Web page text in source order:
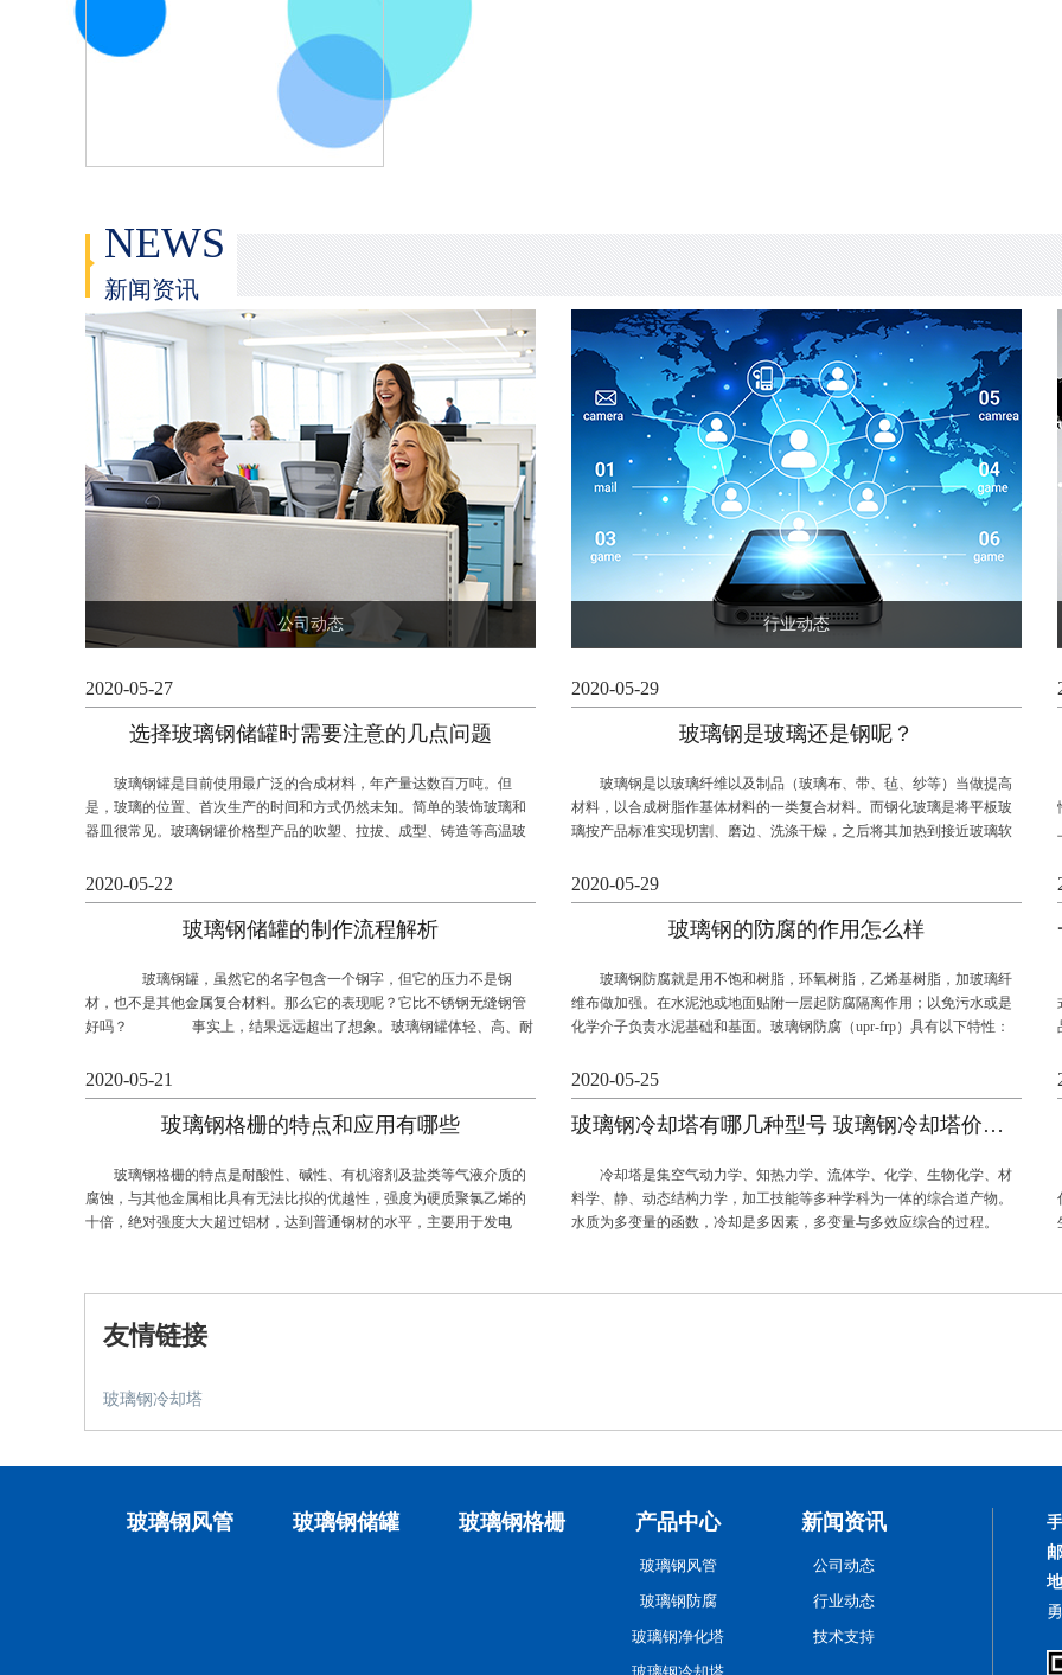
玻璃钢管道防腐 玻璃钢容器防腐
玻璃钢生物除臭塔的发展（中篇）-作用和应用 玻璃钢有机废气吸收塔
BF型玻璃钢高浓度酸雾净化塔
NEWS
新闻资讯
公司动态
2020-05-27
选择玻璃钢储罐时需要注意的几点问题
玻璃钢罐是目前使用最广泛的合成材料，年产量达数百万吨。但
是，玻璃的位置、首次生产的时间和方式仍然未知。简单的装饰玻璃和
器皿很常见。玻璃钢罐价格型产品的吹塑、拉拔、成型、铸造等高温玻
2020-05-22
玻璃钢储罐的制作流程解析
玻璃钢罐，虽然它的名字包含一个钢字，但它的压力不是钢
材，也不是其他金属复合材料。那么它的表现呢？它比不锈钢无缝钢管
好吗？ 事实上，结果远远超出了想象。玻璃钢罐体轻、高、耐
2020-05-21
玻璃钢格栅的特点和应用有哪些
玻璃钢格栅的特点是耐酸性、碱性、有机溶剂及盐类等气液介质的
腐蚀，与其他金属相比具有无法比拟的优越性，强度为硬质聚氯乙烯的
十倍，绝对强度大大超过铝材，达到普通钢材的水平，主要用于发电
行业动态
2020-05-29
玻璃钢是玻璃还是钢呢？
玻璃钢是以玻璃纤维以及制品（玻璃布、带、毡、纱等）当做提高
材料，以合成树脂作基体材料的一类复合材料。而钢化玻璃是将平板玻
璃按产品标准实现切割、磨边、洗涤干燥，之后将其加热到接近玻璃软
力，内层呈现出相对应的张应力，所以说钢化玻璃是一类高强度的安全
玻璃。抗弯强度和抗冲击强度是普通玻璃的4倍及以上。且破碎后，其碎
片呈颗粒状，提升了产品的采用安全性。
2020-05-29
玻璃钢的防腐的作用怎么样
玻璃钢防腐就是用不饱和树脂，环氧树脂，乙烯基树脂，加玻璃纤
维布做加强。在水泥池或地面贴附一层起防腐隔离作用；以免污水或是
化学介子负责水泥基础和基面。玻璃钢防腐（upr-frp）具有以下特性：
饱和树脂玻璃钢防腐层与基础紧固连为一体 机械性能优良，坚韧而抗冲
击，表面平整光洁，便于清洗 施工方便，施工厚度及工艺可依具体条件
而定，选择性强，经济实用。
2020-05-25
玻璃钢冷却塔有哪几种型号 玻璃钢冷却塔价格贵吗
冷却塔是集空气动力学、知热力学、流体学、化学、生物化学、材
料学、静、动态结构力学，加工技能等多种学科为一体的综合道产物。
水质为多变量的函数，冷却是多因素，多变量与多效应综合的过程。
友情链接
玻璃钢冷却塔
玻璃钢风管 玻璃钢储罐 玻璃钢格栅 产品中心
玻璃钢风管
玻璃钢防腐
玻璃钢净化塔
新闻资讯
公司动态
行业动态
技术支持